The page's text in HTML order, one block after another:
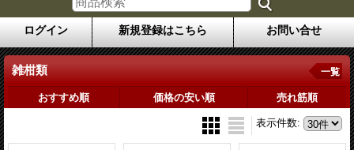
ログイン 新規登録はこちら お問い合せ
雑柑類 一覧
おすすめ順 価格の安い順 売れ筋順
表示件数: